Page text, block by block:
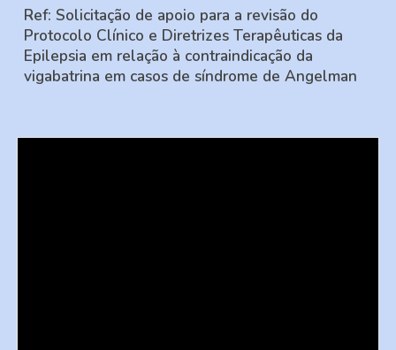
Ref:Solicitação de apoio para a revisão do
Protocolo Clínico e Diretrizes Terapêuticas da
Epilepsia em relação à contraindicação da
vigabatrina em casos de síndrome de Angelman